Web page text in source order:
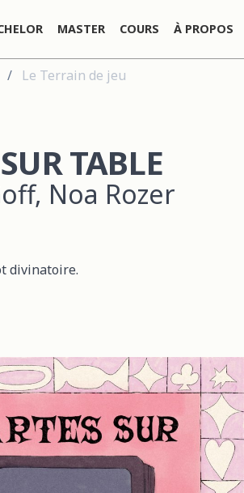
MASTER COURS À PROPOS
Le Terrain de jeu
TABLE
Noa Rozer
divinatoire.